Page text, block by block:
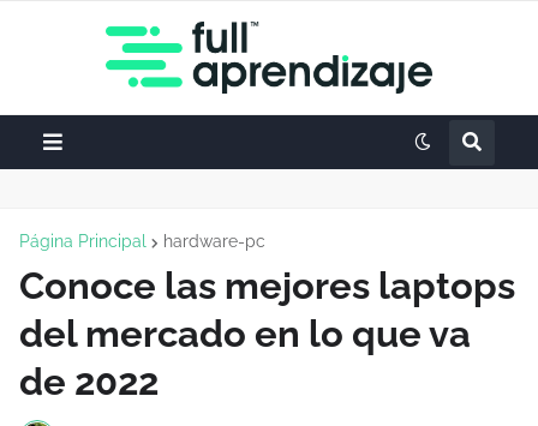
Página Principal hardware-pc
Conoce las mejores laptops
del mercado en lo que va
de 2022